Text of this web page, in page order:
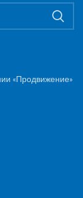
«Продвижение»